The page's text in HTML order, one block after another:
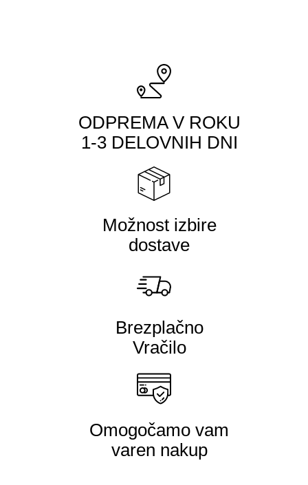
ODPREMA V ROKU
1-3 DELOVNIH DNI
Možnost izbire
dostave
Brezplačno
Vračilo
Omogočamo vam
varen nakup